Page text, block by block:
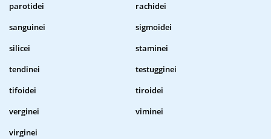
parotidei
rachidei
sanguinei
sigmoidei
silicei
staminei
tendinei
testugginei
tifoidei
tiroidei
verginei
viminei
virginei